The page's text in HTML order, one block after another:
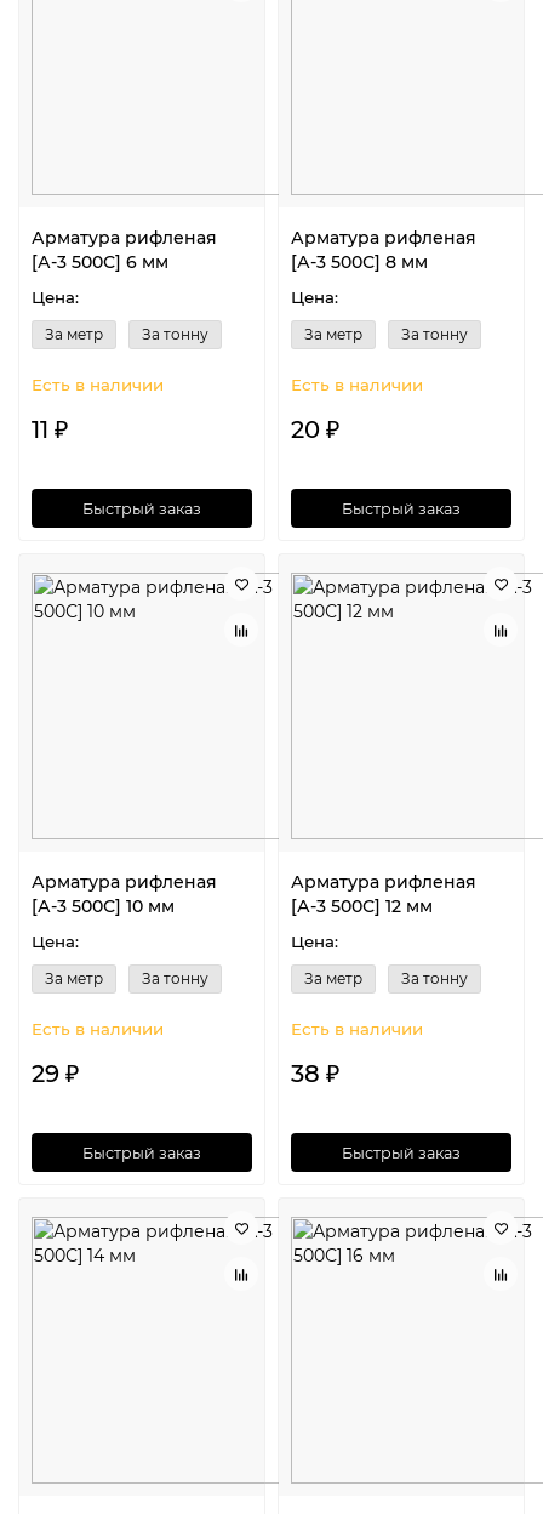
Арматура рифленая
[А-3 500С] 6 мм
Цена:
За метр За тонну
Есть в наличии
11 ₽
Быстрый заказ
Арматура рифленая
[А-3 500С] 8 мм
Цена:
За метр За тонну
Есть в наличии
20 ₽
Быстрый заказ
Арматура рифленая
[А-3 500С] 10 мм
Цена:
За метр За тонну
Есть в наличии
29 ₽
Быстрый заказ
Арматура рифленая
[А-3 500С] 12 мм
Цена:
За метр За тонну
Есть в наличии
38 ₽
Быстрый заказ